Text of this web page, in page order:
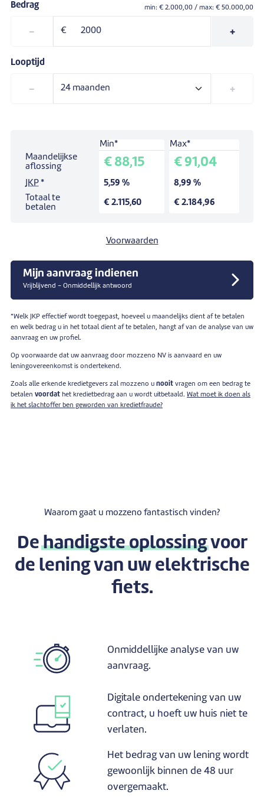
Bedrag min: € 2.000,00 / max: € 50.000,00
- € +
Looptijd
- +
Simulatie voor een lening van:
Looptijd:24 maanden.
Min*
Max*
Maandelijkse
aflossing
€ 88,15 € 91,04
JKP * 5,59 %
8,99 %
Totaal te
betalen
€ 2.115,60 € 2.184,96
Voorwaarden
Mijn aanvraag indienen
Vrijblijvend - Onmiddellijk antwoord
*Welk JKP effectief wordt toegepast, hoeveel u maandelijks dient af te betalen
en welk bedrag u in het totaal dient af te betalen, hangt af van de analyse van uw
aanvraag en uw profiel.
Op voorwaarde dat uw aanvraag door mozzeno NV is aanvaard en uw
leningovereenkomst is ondertekend.
Zoals alle erkende kredietgevers zal mozzeno u nooit vragen om een bedrag te
betalen voordat het kredietbedrag aan u wordt uitbetaald. Wat moet ik doen als
ik het slachtoffer ben geworden van kredietfraude?
Waarom gaat u mozzeno fantastisch vinden?
Dehandigste oplossingvoor
de lening van uw elektrische
fiets.
Onmiddellijke analyse van uw
aanvraag.
Digitale ondertekening van uw
contract, u hoeft uw huis niet te
verlaten.
Het bedrag van uw lening wordt
gewoonlijk binnen de 48 uur
overgemaakt.